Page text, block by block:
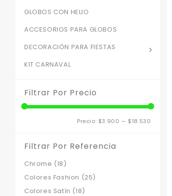
GLOBOS CON HELIO
ACCESORIOS PARA GLOBOS
DECORACIÓN PARA FIESTAS
KIT CARNAVAL
Filtrar Por Precio
Precio: $3.900 — $18.530
Filtrar Por Referencia
Chrome (18)
Colores Fashion (25)
Colores Satín (18)